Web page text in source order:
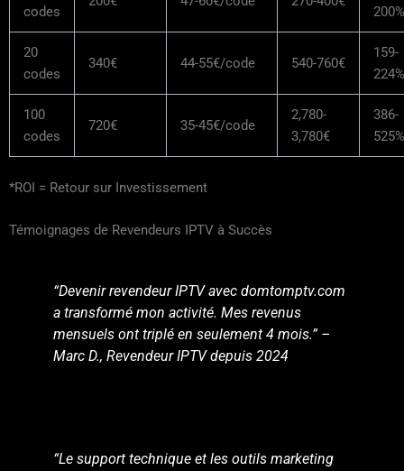
codes 200%
20
codes
340€ 44-55€/code 540-760€
159-
224%
100
codes
720€ 35-45€/code
2,780-
3,780€
386-
525%
*ROI = Retour sur Investissement
Témoignages de Revendeurs IPTV à Succès
“Devenir revendeur IPTV avec domtomptv.com
a transformé mon activité. Mes revenus
mensuels ont triplé en seulement 4 mois.” –
Marc D., Revendeur IPTV depuis 2024
“Le support technique et les outils marketing